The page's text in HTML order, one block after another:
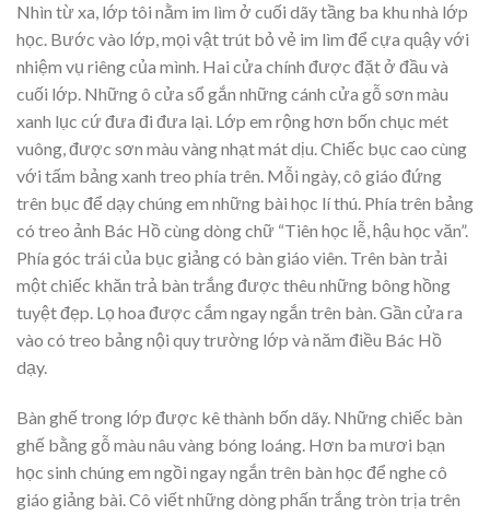
Nhìn từ xa, lớp tôi nằm im lìm ở cuối dãy tầng ba khu nhà lớp
học. Bước vào lớp, mọi vật trút bỏ vẻ im lìm để cựa quậy với
nhiệm vụ riêng của mình. Hai cửa chính được đặt ở đầu và
cuối lớp. Những ô cửa sổ gắn những cánh cửa gỗ sơn màu
xanh lục cứ đưa đi đưa lại. Lớp em rộng hơn bốn chục mét
vuông, được sơn màu vàng nhạt mát dịu. Chiếc bục cao cùng
với tấm bảng xanh treo phía trên. Mỗi ngày, cô giáo đứng
trên bục để dạy chúng em những bài học lí thú. Phía trên bảng
có treo ảnh Bác Hồ cùng dòng chữ “Tiên học lễ, hậu học văn”.
Phía góc trái của bục giảng có bàn giáo viên. Trên bàn trải
một chiếc khăn trả bàn trắng được thêu những bông hồng
tuyệt đẹp. Lọ hoa được cắm ngay ngắn trên bàn. Gần cửa ra
vào có treo bảng nội quy trường lớp và năm điều Bác Hồ
dạy.
Bàn ghế trong lớp được kê thành bốn dãy. Những chiếc bàn
ghế bằng gỗ màu nâu vàng bóng loáng. Hơn ba mươi bạn
học sinh chúng em ngồi ngay ngắn trên bàn học để nghe cô
giáo giảng bài. Cô viết những dòng phấn trắng tròn trịa trên